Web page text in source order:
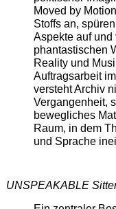
Moved by
Stoffs an,
Aspekte auf
phantastischen
Reality und
Auftragsarbeit
versteht Archiv
Vergangenheit,
bewegliches
Raum, in dem
und Sprache
UNSPEAKABLE